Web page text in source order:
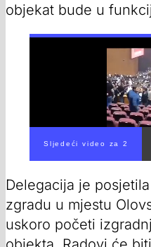
objekat bude u
Delegacija je
zgradu u mjestu
uskoro početi